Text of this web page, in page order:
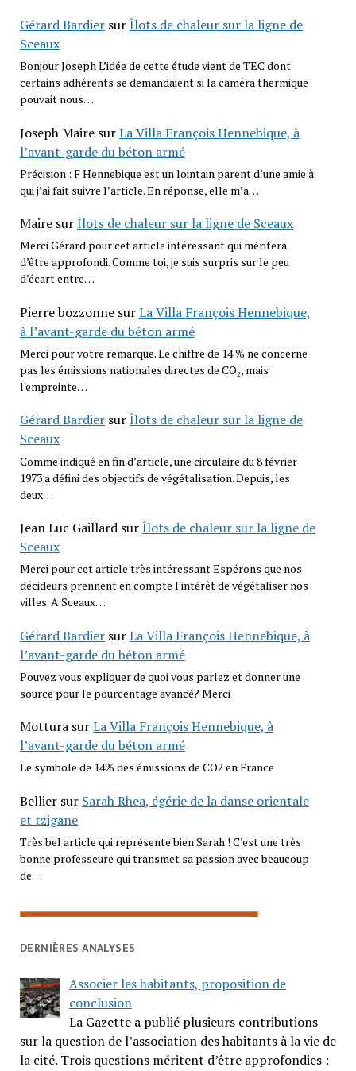
Gérard BardiersurÎlots de chaleur sur la ligne de
Sceaux
Bonjour Joseph L’idée de cette étude vient de TEC dont
certains adhérents se demandaient si la caméra thermique
pouvait nous…
Joseph MairesurLa Villa François Hennebique, à
l’avant-garde du béton armé
Précision : F Hennebique est un lointain parent d’une amie à
qui j’ai fait suivre l’article. En réponse, elle m’a…
MairesurÎlots de chaleur sur la ligne de Sceaux
Merci Gérard pour cet article intéressant qui méritera
d’être approfondi. Comme toi, je suis surpris sur le peu
d’écart entre…
Pierre bozzonnesurLa Villa François Hennebique,
à l’avant-garde du béton armé
Merci pour votre remarque. Le chiffre de 14 % ne concerne
pas les émissions nationales directes de CO₂, mais
l'empreinte…
Gérard BardiersurÎlots de chaleur sur la ligne de
Sceaux
Comme indiqué en fin d’article, une circulaire du 8 février
1973 a défini des objectifs de végétalisation. Depuis, les
deux…
Jean Luc GaillardsurÎlots de chaleur sur la ligne de
Sceaux
Merci pour cet article très intéressant Espérons que nos
décideurs prennent en compte l'intérêt de végétaliser nos
villes. A Sceaux…
Gérard BardiersurLa Villa François Hennebique, à
l’avant-garde du béton armé
Pouvez vous expliquer de quoi vous parlez et donner une
source pour le pourcentage avancé? Merci
MotturasurLa Villa François Hennebique, à
l’avant-garde du béton armé
Le symbole de 14% des émissions de CO2 en France
Belliersur Sarah Rhea, égérie de la danse orientale
et tzigane
Très bel article qui représente bien Sarah ! C’est une très
bonne professeure qui transmet sa passion avec beaucoup
de…
DERNIÈRES ANALYSES
Associer les habitants, proposition de
conclusion
La Gazette a publié plusieurs contributions
sur la question de l’association des habitants à la vie de
la cité. Trois questions méritent d’être approfondies :